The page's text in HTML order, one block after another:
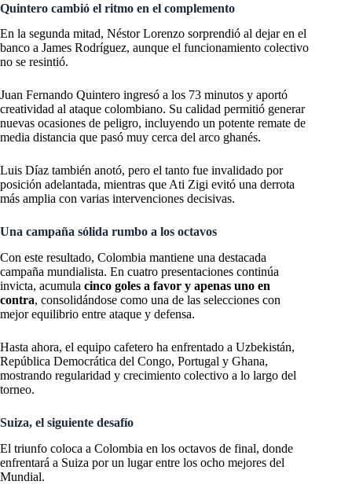
Quintero cambió el ritmo en el complemento
En la segunda mitad, Néstor Lorenzo sorprendió al dejar en el
banco a James Rodríguez, aunque el funcionamiento colectivo
no se resintió.
Juan Fernando Quintero ingresó a los 73 minutos y aportó
creatividad al ataque colombiano. Su calidad permitió generar
nuevas ocasiones de peligro, incluyendo un potente remate de
media distancia que pasó muy cerca del arco ghanés.
Luis Díaz también anotó, pero el tanto fue invalidado por
posición adelantada, mientras que Ati Zigi evitó una derrota
más amplia con varias intervenciones decisivas.
Una campaña sólida rumbo a los octavos
Con este resultado, Colombia mantiene una destacada
campaña mundialista. En cuatro presentaciones continúa
invicta, acumula cinco goles a favor y apenas uno en
contra, consolidándose como una de las selecciones con
mejor equilibrio entre ataque y defensa.
Hasta ahora, el equipo cafetero ha enfrentado a Uzbekistán,
República Democrática del Congo, Portugal y Ghana,
mostrando regularidad y crecimiento colectivo a lo largo del
torneo.
Suiza, el siguiente desafío
El triunfo coloca a Colombia en los octavos de final, donde
enfrentará a Suiza por un lugar entre los ocho mejores del
Mundial.